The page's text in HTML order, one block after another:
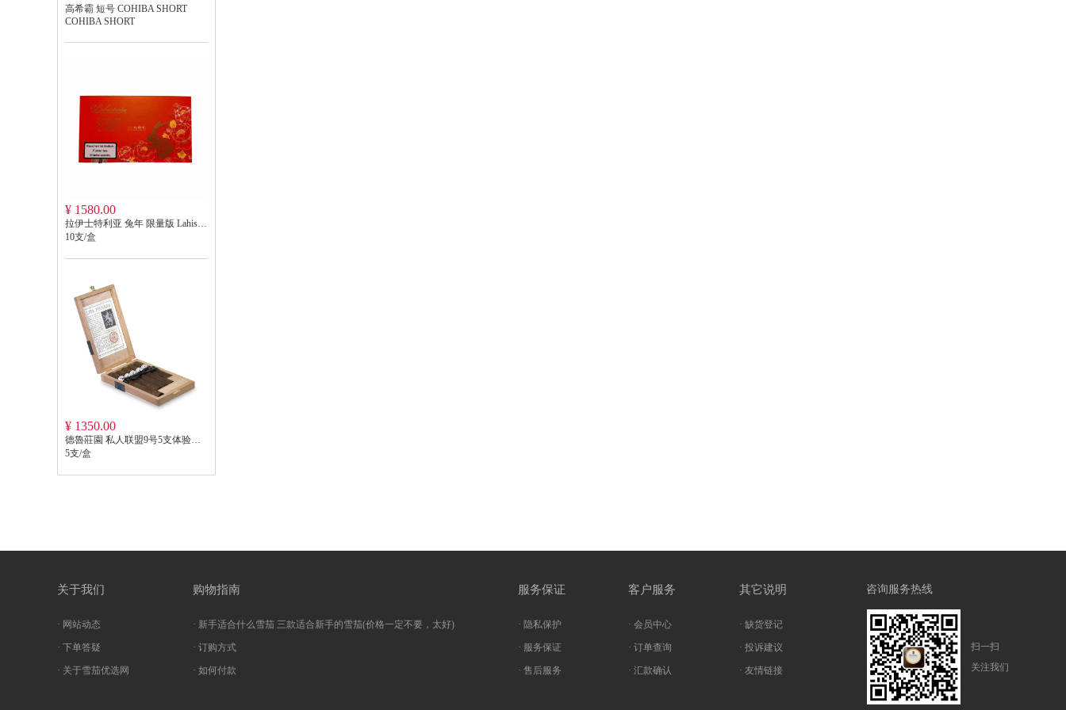
高希霸 短号 COHIBA SHORT
COHIBA SHORT
¥ 1580.00
10支/盒
¥ 1350.00
5支/盒
关于我们
· 网站动态
· 下单答疑
· 关于雪茄优选网
购物指南
· 新手适合什么雪茄 三款适合新手的雪茄(价格一定不要，太好)
· 订购方式
· 如何付款
服务保证
· 隐私保护
· 服务保证
· 售后服务
客户服务
· 会员中心
· 订单查询
· 汇款确认
其它说明
· 缺货登记
· 投诉建议
· 友情链接
咨询服务热线
扫一扫
关注我们